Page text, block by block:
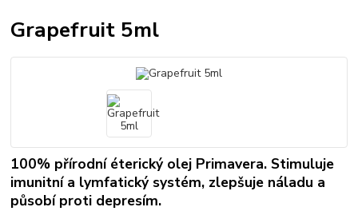
Grapefruit 5ml
100% přírodní éterický olej Primavera. Stimuluje
imunitní a lymfatický systém, zlepšuje náladu a
působí proti depresím.